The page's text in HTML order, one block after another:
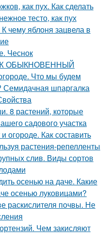
как пух. Как сделать
тесто, как пух
чему яблоня зацвела в
Чеснок
УЖ ОБЫКНОВЕННЫЙ
Что мы будем
Семидачная шпаргалка
8 растений, которые
садового участка
огороде. Как составить
растения-репелленты
слив. Виды сортов
осенью на даче. Какие
осенью луковицами?
раскислителя почвы. Не
Чем закисляют